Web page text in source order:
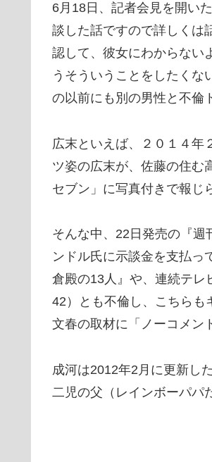
6月18日、記者会見を開い
談した話ですので詳しくは
認して、彼女にわからない
うそういうことをしたくな
の以前にも別の男性と不倫
広末といえば、２０１４年
ツ姿の広末が、佐藤の住む
セブン」に写真付きで報じ
そんな中、22日発売の『週
ンドル氏に示談金を支払っ
倉殿の13人』や、連続テレ
42）とも不倫し、こちらも
文春の取材に「ノーコメン
成河は2012年2月に更新し
二児の父（レインボーパパ